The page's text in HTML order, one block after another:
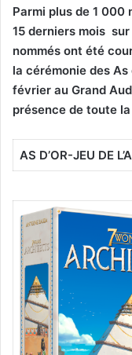
Parmi plus de 1 000
15 derniers mois
nommés ont été
la cérémonie des As
février au Grand
présence de toute
AS D’OR-JEU DE